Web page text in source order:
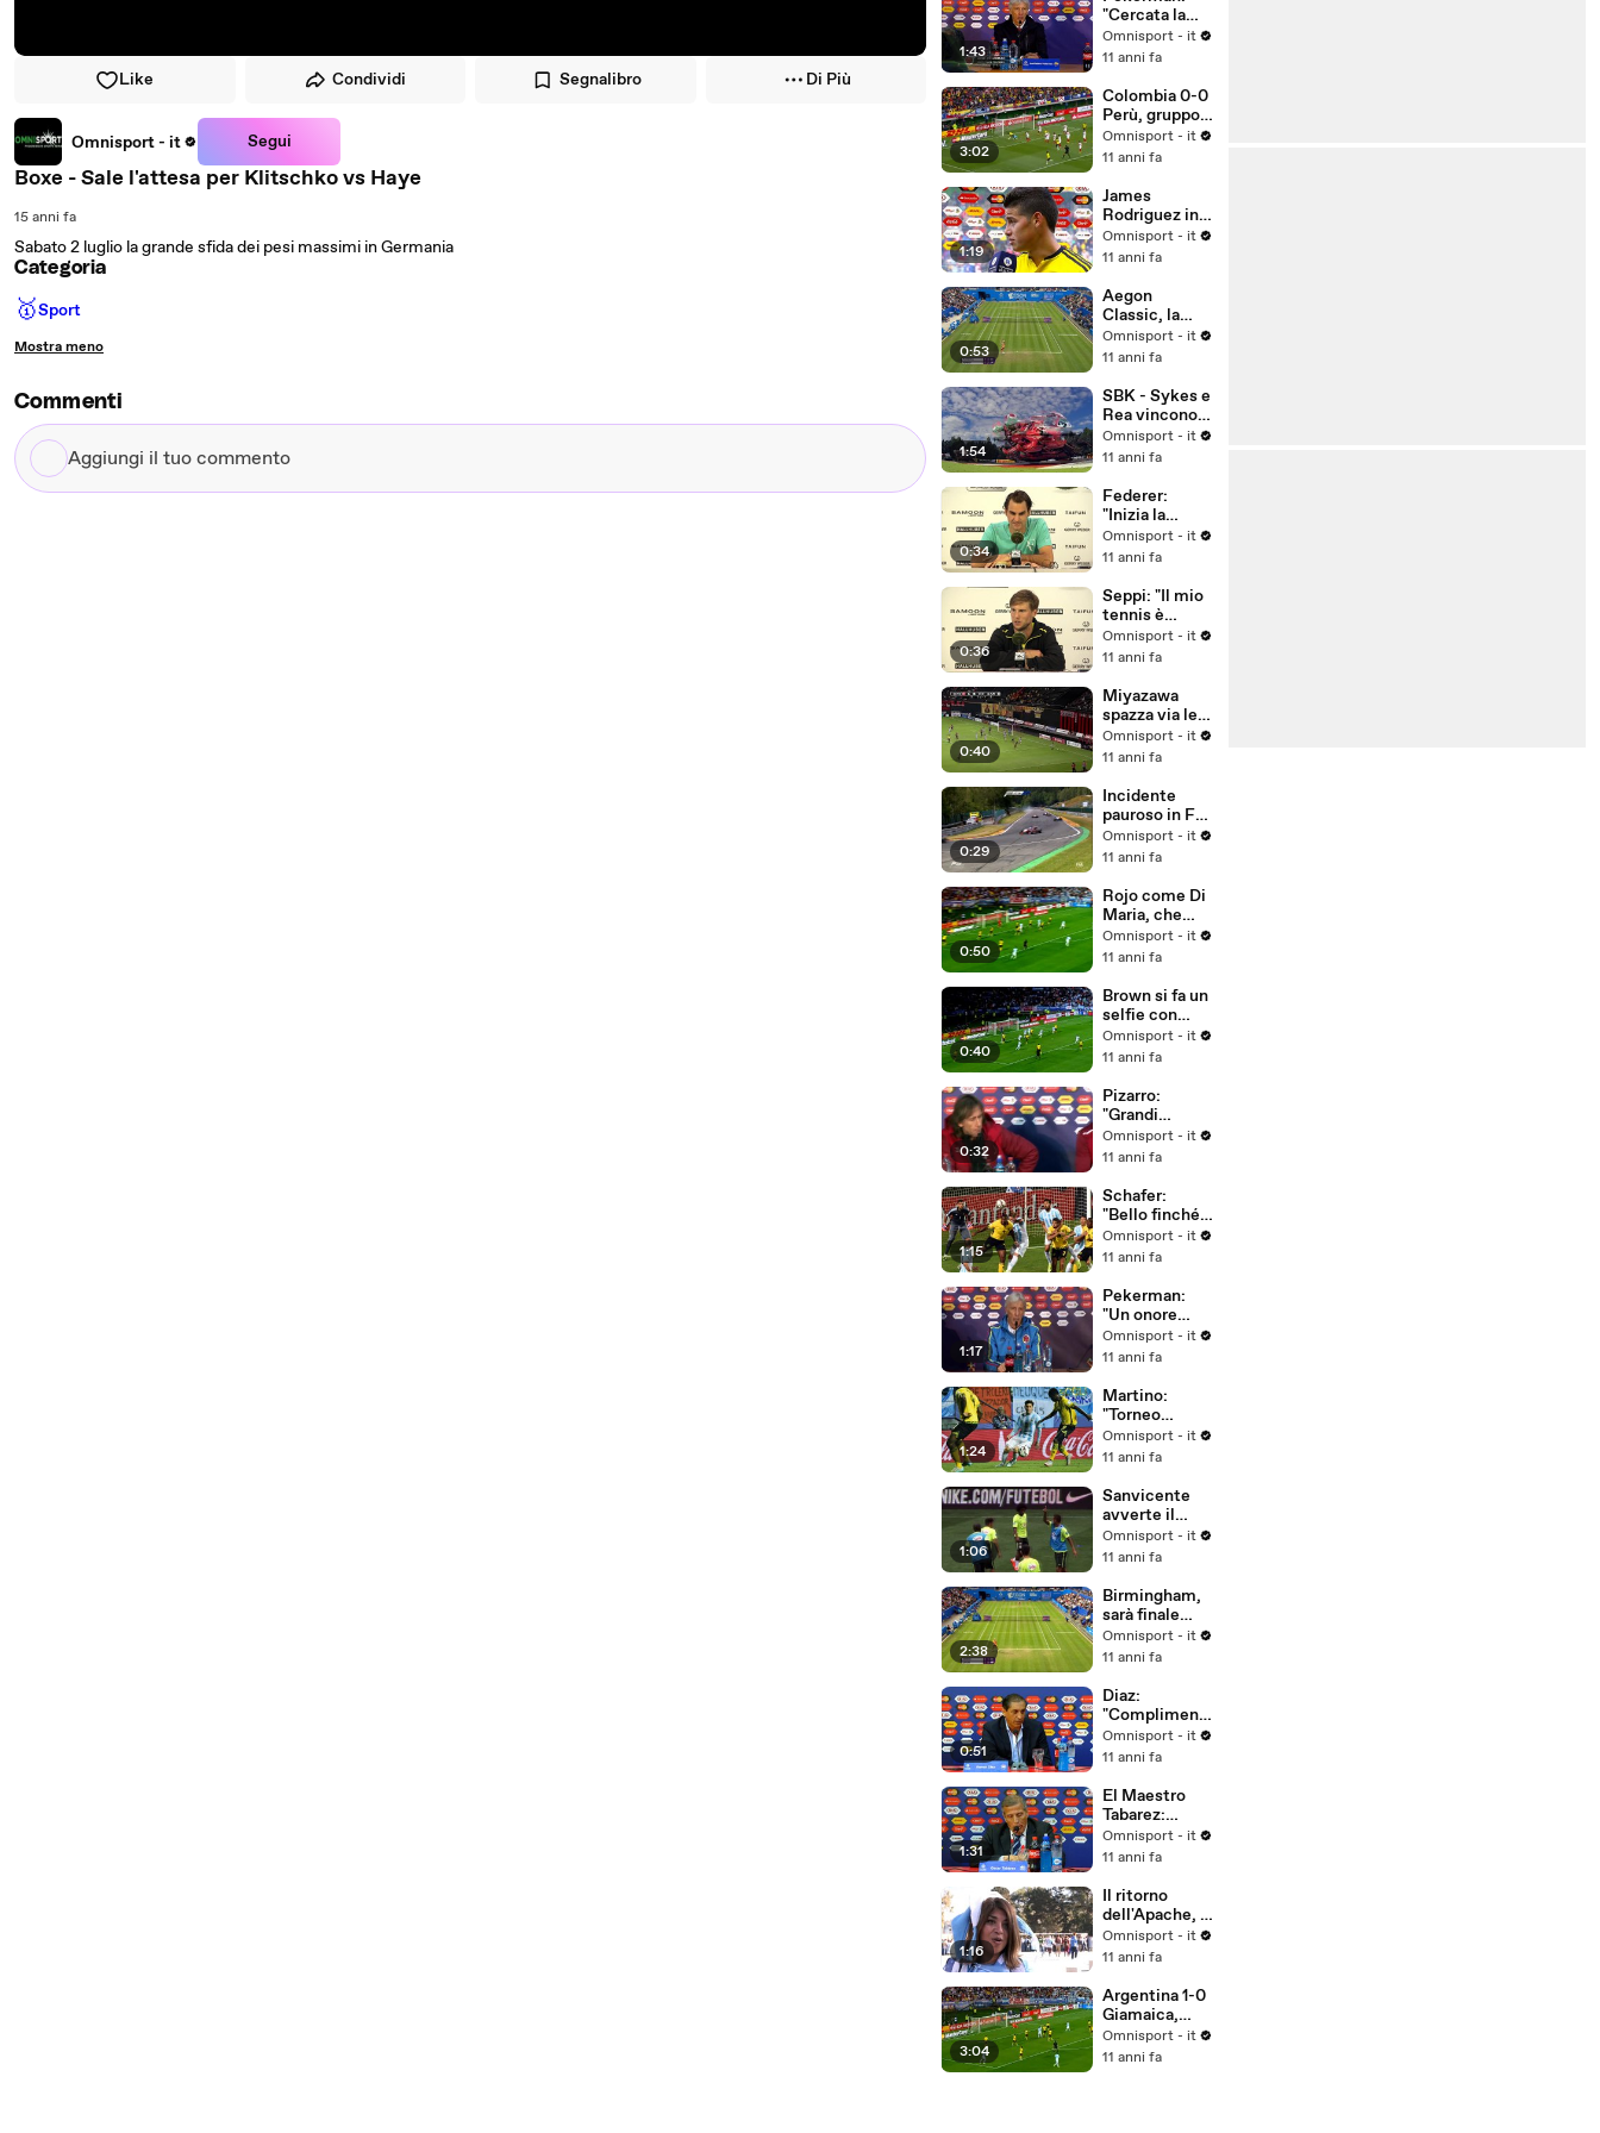
Like Condividi Segnalibro Di Più
Omnisport - it Segui
Boxe - Sale l'attesa per Klitschko vs Haye
15 anni fa
Sabato 2 luglio la grande sfida dei pesi massimi in Germania
Categoria
🥇Sport
Mostra meno
Commenti
Aggiungi
il
1:43
"Cercata la
vittoria in
ogni modo"
Omnisport - it
11 anni fa
3:02
Colombia 0-0
Perù, gruppo
C
Omnisport - it
11 anni fa
1:19
James
Rodriguez in
lacrime dopo
lo 0-0 con il
Omnisport - it
11 anni fa
0:53
Aegon
Classic, la
Kerber trionfa
sulla Pliskova
Omnisport - it
11 anni fa
1:54
SBK - Sykes e
Rea vincono a
Misano,
Biaggi due
Omnisport - it
11 anni fa
0:34
Federer:
"Inizia la
preparazione
per
Omnisport - it
11 anni fa
0:36
Seppi: "Il mio
tennis è
migliorato
negli anni"
Omnisport - it
11 anni fa
0:40
Miyazawa
spazza via le
ragnatele...
Omnisport - it
11 anni fa
0:29
Incidente
pauroso in F3,
illeso Gustavo
Menezes
Omnisport - it
11 anni fa
0:50
Rojo come Di
Maria, che
rabona!
Omnisport - it
11 anni fa
0:40
Brown si fa un
selfie con
Messi
Omnisport - it
11 anni fa
0:32
Pizarro:
"Grandi
obiettivi per il
Perù"
Omnisport - it
11 anni fa
1:15
Schafer:
"Bello finché è
durato..."
Omnisport - it
11 anni fa
1:17
Pekerman:
"Un onore
allenare la
Colombia"
Omnisport - it
11 anni fa
1:24
Martino:
"Torneo
intenso,
dobbiamo
quarti"
Omnisport - it
11 anni fa
1:06
Sanvicente
avverte il
Brasile: "La
storia si può
Omnisport - it
11 anni fa
2:38
Birmingham,
sarà finale
Kerber-
Pliskova
Omnisport - it
11 anni fa
0:51
Diaz:
"Complimenti
alla squadra"
Omnisport - it
11 anni fa
1:31
El Maestro
Tabarez:
"Poco
convinto della
Omnisport - it
11 anni fa
1:16
Il ritorno
dell'Apache, il
popolo del
Boca aspetta
Omnisport - it
11 anni fa
3:04
Argentina 1-0
Giamaica,
gruppo B
Omnisport - it
11 anni fa